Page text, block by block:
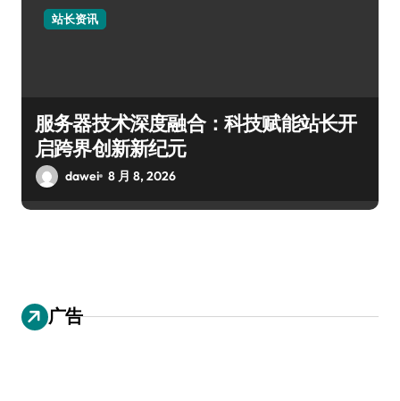
站长资讯
服务器技术深度融合：科技赋能站长开
启跨界创新新纪元
dawei 8 月 8, 2026
广告